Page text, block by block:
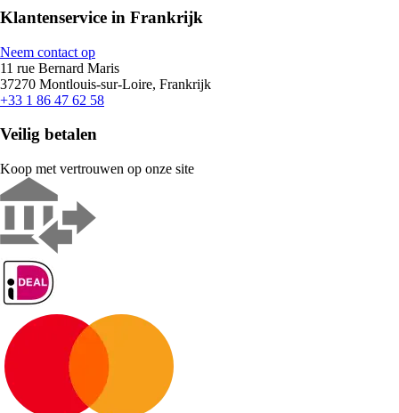
Klantenservice in Frankrijk
Neem contact op
11 rue Bernard Maris
37270 Montlouis-sur-Loire, Frankrijk
+33 1 86 47 62 58
Veilig betalen
Koop met vertrouwen op onze site